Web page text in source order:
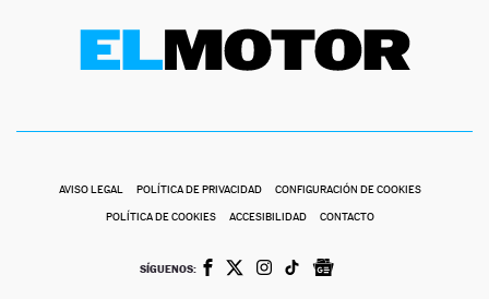
AVISO LEGAL POLÍTICA DE PRIVACIDAD CONFIGURACIÓN DE COOKIES
POLÍTICA DE COOKIES ACCESIBILIDAD CONTACTO
SÍGUENOS: